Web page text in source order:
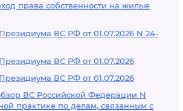
права собственности на жилые
ВС РФ от 01.07.2026 N 24-
ВС РФ от 01.07.2026
ВС РФ от 01.07.2026
ВС Российской Федерации N
практике по делам, связанным с